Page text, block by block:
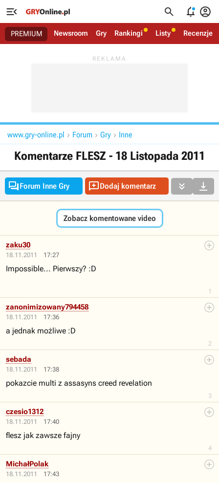
   
PREMIUM Newsroom Gry Rankingi Listy Recenzje
www.gry-online.pl  Forum  Gry  Inne
Komentarze FLESZ - 18 Listopada 2011
Forum Inne Gry Dodaj komentarz  
Zobacz komentowane video
18.11.2011 17:27
1
zaku30
Impossible... Pierwszy? :D
18.11.2011 17:36
2
zanonimizowany794458
a jednak możliwe :D
18.11.2011 17:38
3
sebada
pokazcie multi z assasyns creed revelation
18.11.2011 17:40
4
czesio1312
flesz jak zawsze fajny
18.11.2011 17:43
MichałPolak